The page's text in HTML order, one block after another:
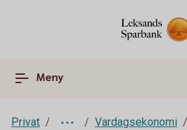
Meny
Privat Vardagsekonomi